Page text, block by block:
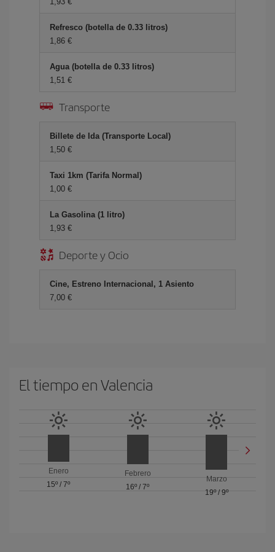
Refresco (botella de 0.33 litros)
1,86 €
Agua (botella de 0.33 litros)
1,51 €
Transporte
Billete de Ida (Transporte Local)
1,50 €
Taxi 1km (Tarifa Normal)
1,00 €
La Gasolina (1 litro)
1,93 €
Deporte y Ocio
Cine, Estreno Internacional, 1 Asiento
7,00 €
El tiempo en Valencia
Enero
15º /7º
Febrero
16º / 7º
Marzo
19º/ 9º